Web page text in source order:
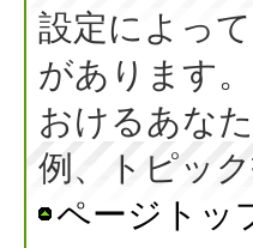
設定によっ
があります
おけるあな
例、トピッ
ページトッ